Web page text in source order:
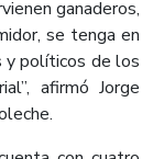
ganaderos,
se tenga en
y políticos de los
afirmó Jorge